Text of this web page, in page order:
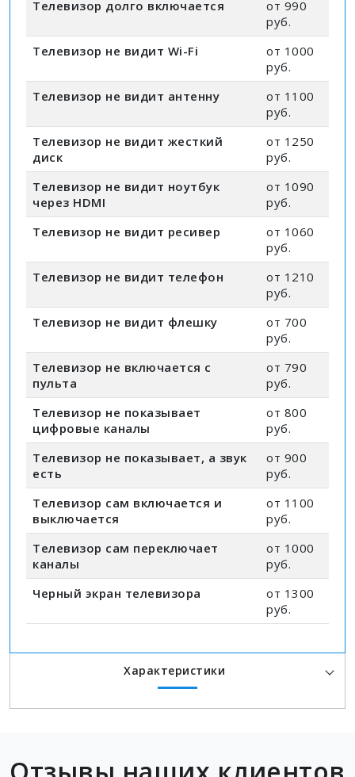
Телевизор долго включается
от 990
руб.
Телевизор не видит Wi-Fi
от 1000
руб.
Телевизор не видит антенну
от 1100
руб.
Телевизор не видит жесткий
диск
от 1250
руб.
Телевизор не видит ноутбук
через HDMI
от 1090
руб.
Телевизор не видит ресивер
от 1060
руб.
Телевизор не видит телефон
от 1210
руб.
Телевизор не видит флешку
от 700
руб.
Телевизор не включается с
пульта
от 790
руб.
Телевизор не показывает
цифровые каналы
от 800
руб.
Телевизор не показывает, а звук
есть
от 900
руб.
Телевизор сам включается и
выключается
от 1100
руб.
Телевизор сам переключает
каналы
от 1000
руб.
Черный экран телевизора
от 1300
руб.
Характеристики